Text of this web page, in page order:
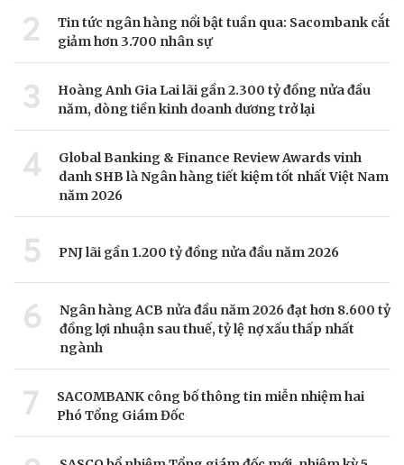
2
Tin tức ngân hàng nổi bật tuần qua: Sacombank cắt
giảm hơn 3.700 nhân sự
3
Hoàng Anh Gia Lai lãi gần 2.300 tỷ đồng nửa đầu
năm, dòng tiền kinh doanh dương trở lại
4
Global Banking & Finance Review Awards vinh
danh SHB là Ngân hàng tiết kiệm tốt nhất Việt Nam
năm 2026
5 PNJ lãi gần 1.200 tỷ đồng nửa đầu năm 2026
6
Ngân hàng ACB nửa đầu năm 2026 đạt hơn 8.600 tỷ
đồng lợi nhuận sau thuế, tỷ lệ nợ xấu thấp nhất
ngành
7
SACOMBANK công bố thông tin miễn nhiệm hai
Phó Tổng Giám Đốc